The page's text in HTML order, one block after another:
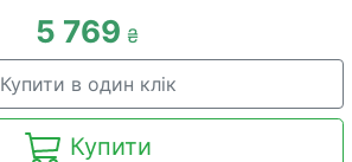
5 769 ₴
Купити в один клік
Купити